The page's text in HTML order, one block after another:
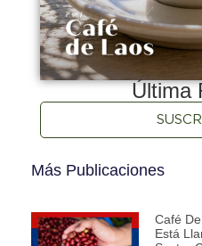
Última
Más Publicaciones
Café
Está